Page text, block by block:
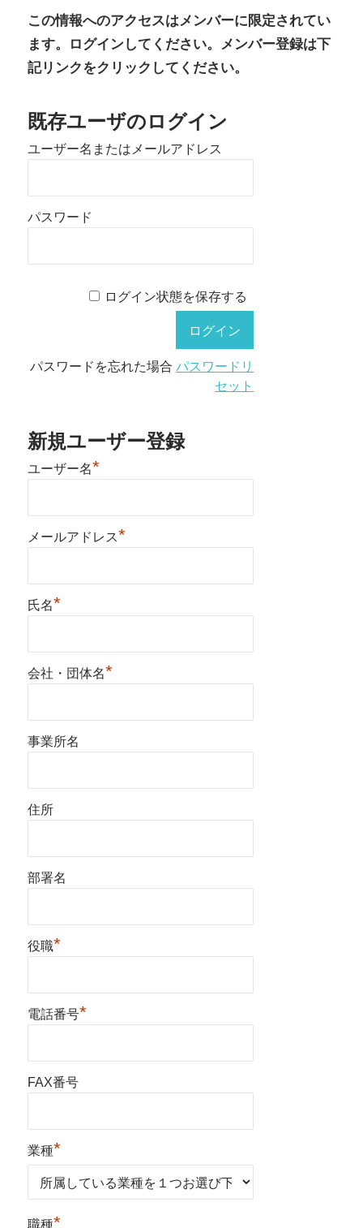
この情報へのアクセスはメンバーに限定されてい
ます。ログインしてください。メンバー登録は下
記リンクをクリックしてください。
既存ユーザのログイン
ユーザー名またはメールアドレス
パスワード
ログイン状態を保存する
パスワードを忘れた場合パスワードリ
セット
新規ユーザー登録
ユーザー名*
メールアドレス*
氏名*
会社・団体名*
事業所名
住所
部署名
役職*
電話番号*
FAX番号
業種*
職種*